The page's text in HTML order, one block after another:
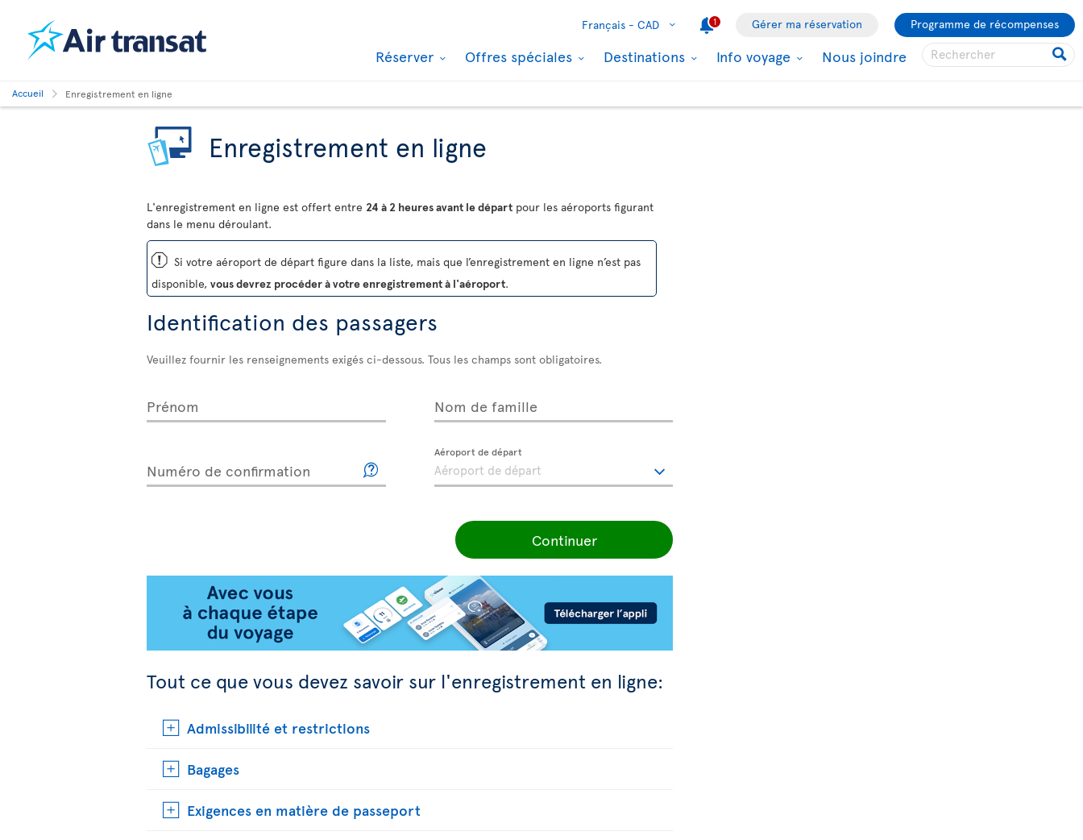
Français - CAD 1 Gérer ma réservation Programme de récompenses
Réserver Offres spéciales Destinations Info voyage Nous joindre
Accueil Enregistrement en ligne
Enregistrement en ligne
L'enregistrement en ligne est offert entre 24 à 2 heures avant le départ pour les aéroports figurant
dans le menu déroulant.
ü Si votre aéroport de départ figure dans la liste, mais que l’enregistrement en ligne n’est pas
disponible, vous devrez procéder à votre enregistrement à l'aéroport.
Identification des passagers
Veuillez fournir les renseignements exigés ci-dessous. Tous les champs sont obligatoires.
Prénom Nom de famille
Numéro de confirmation
Aéroport de départ
Continuer
Tout ce que vous devez savoir sur l'enregistrement en ligne:
Admissibilité et restrictions
Bagages
Exigences en matière de passeport